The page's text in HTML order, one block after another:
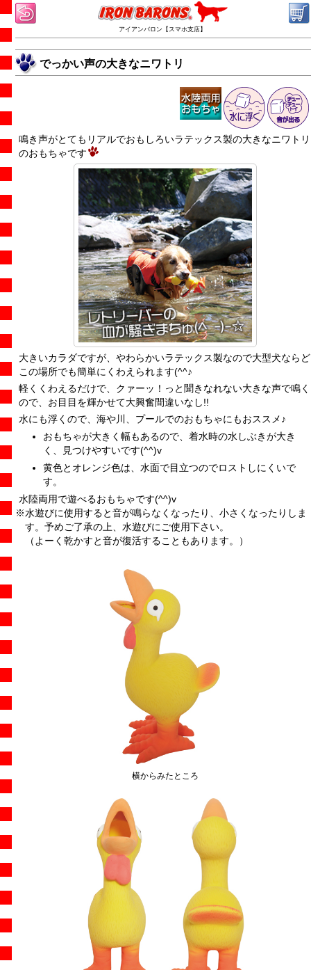
アイアンバロン【スマホ支店】
でっかい声の大きなニワトリ
鳴き声がとてもリアルでおもしろいラテックス製の大きなニワトリ
のおもちゃです
大きいカラダですが、やわらかいラテックス製なので大型犬ならど
この場所でも簡単にくわえられます(^^♪
軽くくわえるだけで、クァーッ！っと聞きなれない大きな声で鳴く
ので、お目目を輝かせて大興奮間違いなし!!
水にも浮くので、海や川、プールでのおもちゃにもおススメ♪
おもちゃが大きく幅もあるので、着水時の水しぶきが大き
く、見つけやすいです(^^)v
黄色とオレンジ色は、水面で目立つのでロストしにくいで
す。
水陸両用で遊べるおもちゃです(^^)v
※水遊びに使用すると音が鳴らなくなったり、小さくなったりしま
す。予めご了承の上、水遊びにご使用下さい。
（よーく乾かすと音が復活することもあります。）
横からみたところ